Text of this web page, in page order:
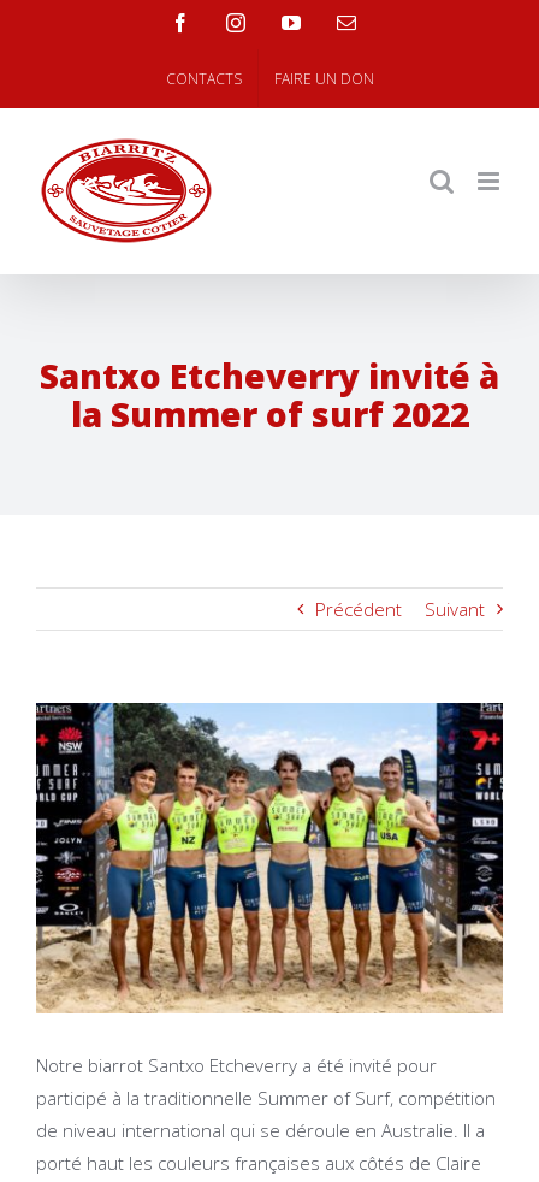
facebookinstagramyoutubeEmail
CONTACTS FAIRE UN DON
Santxo Etcheverry invité à
la Summer of surf 2022
Précédent Suivant
Voir
l'image
agrandie
Notre biarrot Santxo Etcheverry a été invité pour
participé à la traditionnelle Summer of Surf, compétition
de niveau international qui se déroule en Australie. Il a
porté haut les couleurs françaises aux côtés de Claire